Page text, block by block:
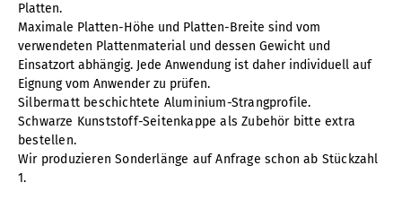
Platten.
Maximale Platten-Höhe und Platten-Breite sind vom
verwendeten Plattenmaterial und dessen Gewicht und
Einsatzort abhängig. Jede Anwendung ist daher individuell auf
Eignung vom Anwender zu prüfen.
Silbermatt beschichtete Aluminium-Strangprofile.
Schwarze Kunststoff-Seitenkappe als Zubehör bitte extra
bestellen.
Wir produzieren Sonderlänge auf Anfrage schon ab Stückzahl
1.